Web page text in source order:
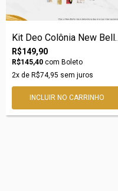
Kit Deo
R$149,90
R$145,40 com Boleto
2x de R$74,95 sem juros